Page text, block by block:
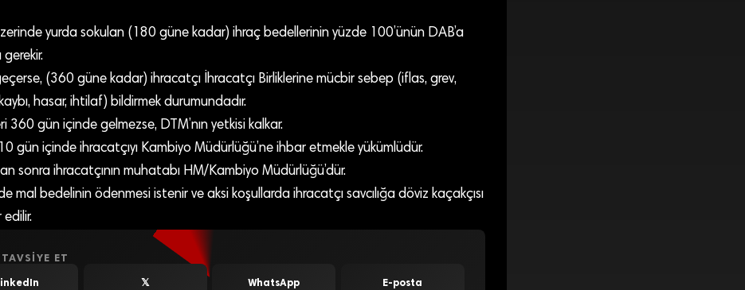
yurda sokulan (180 güne kadar) ihraç bedellerinin yüzde 100’ünün DAB’a
(360 güne kadar) ihracatçı İhracatçı Birliklerine mücbir sebep (iflas, grev,
hasar, ihtilaf) bildirmek durumundadır.
360 gün içinde gelmezse, DTM’nın yetkisi kalkar.
gün içinde ihracatçıyı Kambiyo Müdürlüğü’ne ihbar etmekle yükümlüdür.
sonra ihracatçının muhatabı HM/Kambiyo Müdürlüğü’dür.
mal bedelinin ödenmesi istenir ve aksi koşullarda ihracatçı savcılığa döviz kaçakçısı
ET
𝕏 WhatsApp E-posta